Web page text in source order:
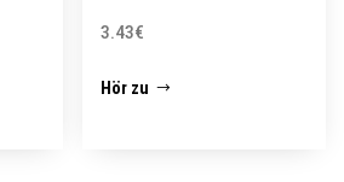
3.43€
Hör zu